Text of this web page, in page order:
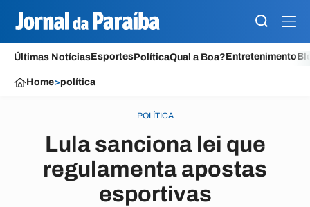
Últimas NotíciasEsportesPolíticaQual a Boa?Entretenimento
Home>política
POLÍTICA
Lula sanciona lei que
regulamenta apostas
esportivas